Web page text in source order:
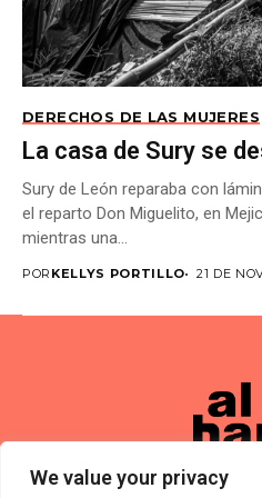
We value your privacy
DERECHOS DE LAS MUJERES
La casa de Sury se
Sury de León reparaba con
el reparto Don Miguelito, en
mientras una...
POR KELLYS PORTILLO 21 DE